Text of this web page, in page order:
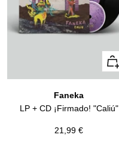
+
Faneka
LP + CD ¡Firmado! "Caliú"
Precio
21,99 €